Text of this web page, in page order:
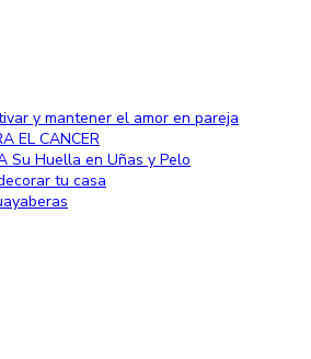
y mantener el amor en pareja
EL CANCER
Su Huella en Uñas y Pelo
tu casa